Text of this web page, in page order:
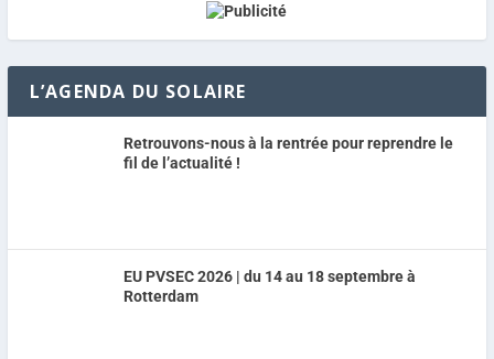
L’AGENDA DU SOLAIRE
Retrouvons-nous à la rentrée pour reprendre le
fil de l’actualité !
EU PVSEC 2026 | du 14 au 18 septembre à
Rotterdam